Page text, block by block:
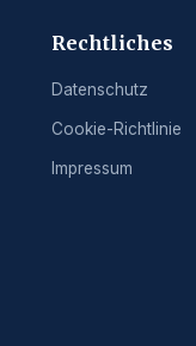
Rechtliches
Datenschutz
Cookie-Richtlinie
Impressum